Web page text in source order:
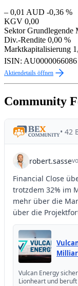
– 0,01 AUD -0,36 %
KGV 0,00
Sektor Grundlegende
Div.-Rendite 0,00 %
Marktkapitalisierung
ISIN: AU0000066086
Aktiendetails öffnen
Community